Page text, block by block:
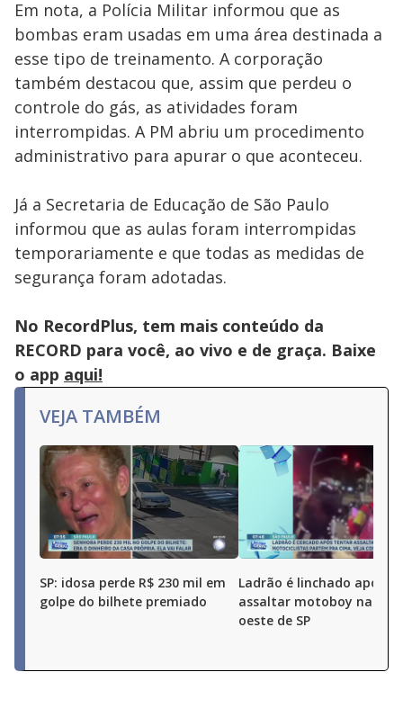
Em nota, a Polícia Militar informou que as
bombas eram usadas em uma área destinada a
esse tipo de treinamento. A corporação
também destacou que, assim que perdeu o
controle do gás, as atividades foram
interrompidas. A PM abriu um procedimento
administrativo para apurar o que aconteceu.
Já a Secretaria de Educação de São Paulo
informou que as aulas foram interrompidas
temporariamente e que todas as medidas de
segurança foram adotadas.
No RecordPlus, tem mais conteúdo da
RECORD para você, ao vivo e de graça. Baixe
o app aqui!
VEJA TAMBÉM
SP: idosa perde R$ 230 mil em
golpe do bilhete premiado
Ladrão é linchado após
assaltar motoboy na
oeste de SP